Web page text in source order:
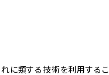
に類する技術を利用する